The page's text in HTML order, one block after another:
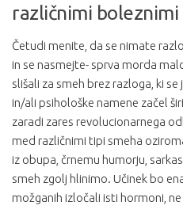
različnimi boleznimi
Četudi menite, da se nimate
in se nasmejte- sprva morda
slišali za smeh brez razloga, ki
in/ali psihološke namene začel
zaradi zares revolucionarnega
med različnimi tipi smeha
iz obupa, črnemu humorju,
smeh zgolj hlinimo. Učinek bo
možganih izločali isti hormoni,